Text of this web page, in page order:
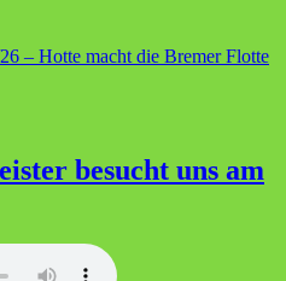
– Hotte macht die Bremer Flotte
besucht uns am